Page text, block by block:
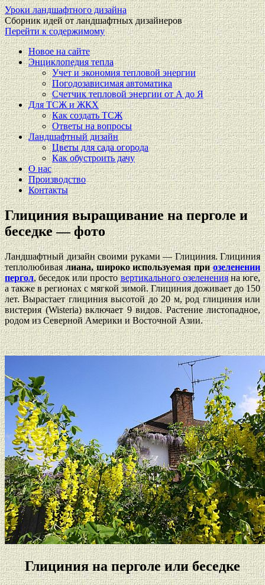
Уроки ландшафтного дизайна
Сборник идей от ландшафтных дизайнеров
Перейти к содержимому
Новое на сайте
Энциклопедия тепла
Учет и экономия тепловой энергии
Погодозависимая автоматика
Счетчик тепловой энергии от А до Я
Для ТСЖ и ЖКХ
Как создать ТСЖ
Ответы на вопросы
Ландшафтный дизайн
Цветы для сада огорода
Как обустроить дачу
О нас
Производство
Контакты
Глициния выращивание на перголе и
беседке — фото
Ландшафтный дизайн своими руками — Глициния. Глициния
теплолюбиваялиана, широко используемая приозеленении
пергол, беседок или простовертикального озелененияна юге,
а также в регионах с мягкой зимой. Глициния доживает до 150
лет. Вырастает глициния высотой до 20 м, род глициния или
вистерия (Wisteria) включает 9 видов.Растение листопадное,
родом из Северной Америки и Восточной Азии.
Глициния на перголе или беседке